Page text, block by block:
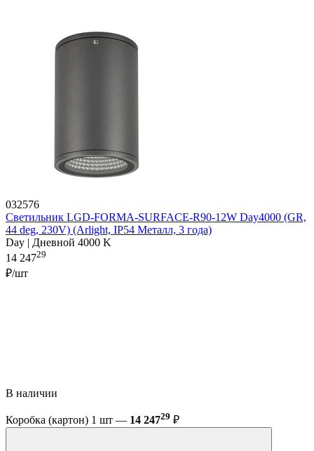
032576
Светильник LGD-FORMA-SURFACE-R90-12W Day4000 (GR,
44 deg, 230V) (Arlight, IP54 Металл, 3 года)
Day | Дневной 4000 K
14 24729
₽/шт
В наличии
Коробка (картон) 1 шт — 14 24729 ₽